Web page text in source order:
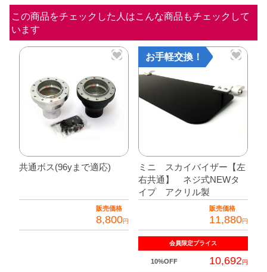
ー
個
この商品をチェックした人はこんな商品もチェックして
います
共通ボス(96yまで適応)
販売価格
8,800円
お手軽交換！
ミニ スカイバイザー【左
右共通】 ネジ式NEWタ
イプ アクリル製
販売価格
11,880円
会員限定プライス
10%OFF 10,692円